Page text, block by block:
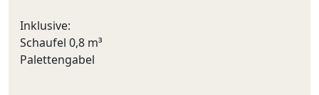
Inklusive:
Schaufel 0,8 m³
Palettengabel